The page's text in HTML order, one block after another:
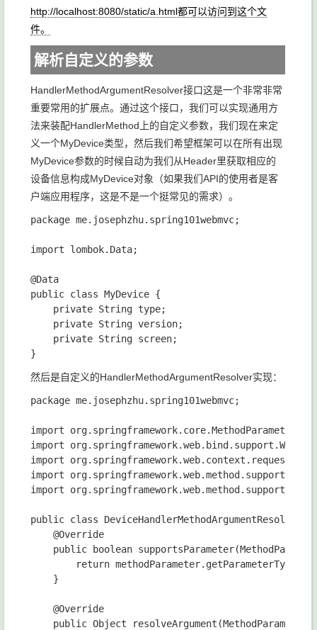
http://localhost:8080/static/a.html都可以访问到这个文
件。
解析自定义的参数
HandlerMethodArgumentResolver接口这是一个非常非常
重要常用的扩展点。通过这个接口，我们可以实现通用方
法来装配HandlerMethod上的自定义参数，我们现在来定
义一个MyDevice类型，然后我们希望框架可以在所有出现
MyDevice参数的时候自动为我们从Header里获取相应的
设备信息构成MyDevice对象（如果我们API的使用者是客
户端应用程序，这是不是一个挺常见的需求）。
package me.josephzhu.spring101webmvc;
import lombok.Data;
@Data
public class MyDevice {
    private String type;
    private String version;
    private String screen;
然后是自定义的HandlerMethodArgumentResolver实现：
package me.josephzhu.spring101webmvc;
import org.springframework.core.MethodParameter;
import
import
import
import
public class DeviceHandlerMethodArgumentResolver
    @Override
public boolean
return
    }
    @Override
public Object resolveArgument(MethodParameter